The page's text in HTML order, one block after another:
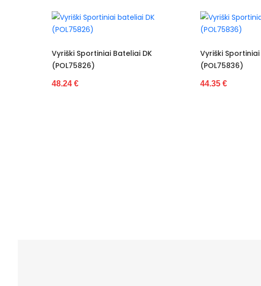
Vyriški Sportiniai Bateliai DK
(POL75826)
Vyriški Sportiniai Bateliai
(POL75836)